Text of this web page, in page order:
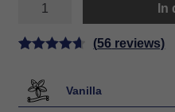
Menge
In
mit4.68
von 5,
(56 reviews)
Vanilla